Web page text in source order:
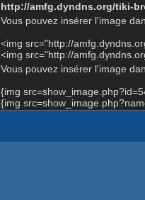
http://amfg.dyndns.org/tiki-
Vous pouvez insérer l'image
<img src="http://
<img src="http://
Vous pouvez insérer l'image
{img
{img